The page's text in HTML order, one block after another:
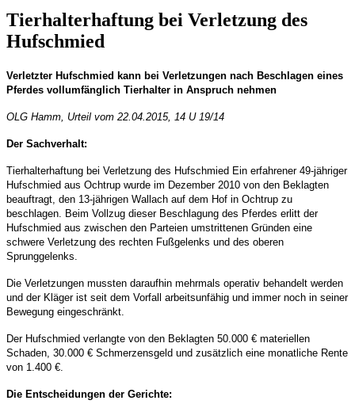
Tierhalterhaftung bei Verletzung des
Hufschmied
Verletzter Hufschmied kann bei Verletzungen nach Beschlagen eines
Pferdes vollumfänglich Tierhalter in Anspruch nehmen
OLG Hamm, Urteil vom 22.04.2015, 14 U 19/14
Der Sachverhalt:
Tierhalterhaftung bei Verletzung des Hufschmied Ein erfahrener 49-jähriger
Hufschmied aus Ochtrup wurde im Dezember 2010 von den Beklagten
beauftragt, den 13-jährigen Wallach auf dem Hof in Ochtrup zu
beschlagen. Beim Vollzug dieser Beschlagung des Pferdes erlitt der
Hufschmied aus zwischen den Parteien umstrittenen Gründen eine
schwere Verletzung des rechten Fußgelenks und des oberen
Sprunggelenks.
Die Verletzungen mussten daraufhin mehrmals operativ behandelt werden
und der Kläger ist seit dem Vorfall arbeitsunfähig und immer noch in seiner
Bewegung eingeschränkt.
Der Hufschmied verlangte von den Beklagten 50.000 € materiellen
Schaden, 30.000 € Schmerzensgeld und zusätzlich eine monatliche Rente
von 1.400 €.
Die Entscheidungen der Gerichte: